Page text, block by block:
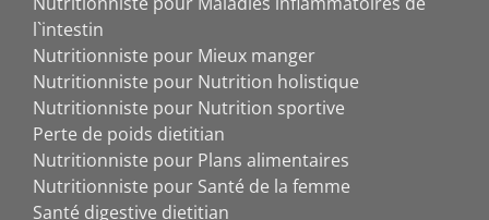
l`intestin
Nutritionniste pour Mieux manger
Nutritionniste pour Nutrition holistique
Nutritionniste pour Nutrition sportive
Perte de poids dietitian
Nutritionniste pour Plans alimentaires
Nutritionniste pour Santé de la femme
Santé digestive dietitian